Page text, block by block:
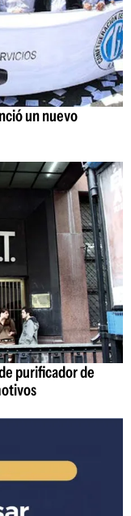
un nuevo
purificador de